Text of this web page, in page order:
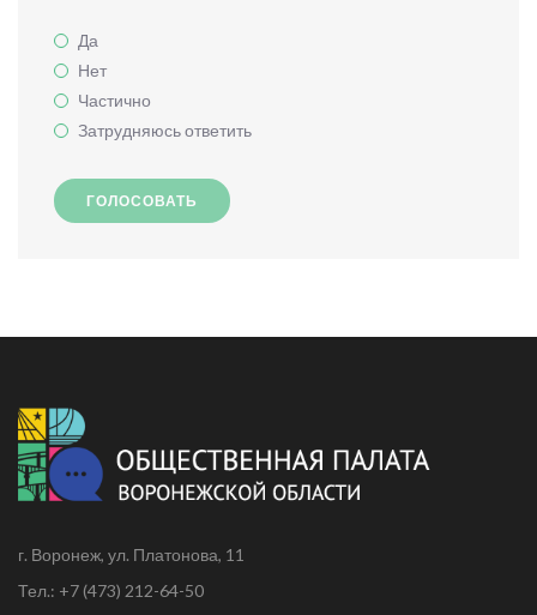
Да
Нет
Частично
Затрудняюсь ответить
ГОЛОСОВАТЬ
г. Воронеж, ул. Платонова, 11
Тел.: +7 (473) 212-64-50